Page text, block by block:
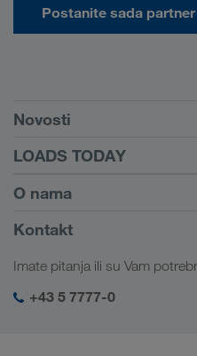
Postanite sada partner
Preduslovi
Novosti
LOADS TODAY
Pronađite utovar pomoću
LOADS TODAY
Saznajte više
Dalje ka logiranju
O nama
Informacije o preduzeću
SHEQ menadžment
Kontakt
Imate pitanja ili su Vam
+43 5 7777-0